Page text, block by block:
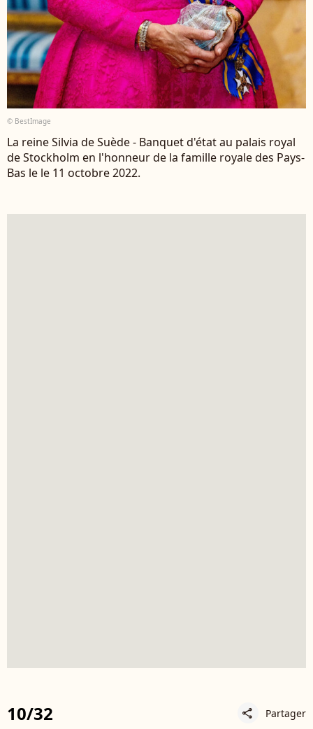
© BestImage
La reine Silvia de Suède - Banquet d'état au palais royal
de Stockholm en l'honneur de la famille royale des Pays-
Bas le le 11 octobre 2022.
10/32 share Partager